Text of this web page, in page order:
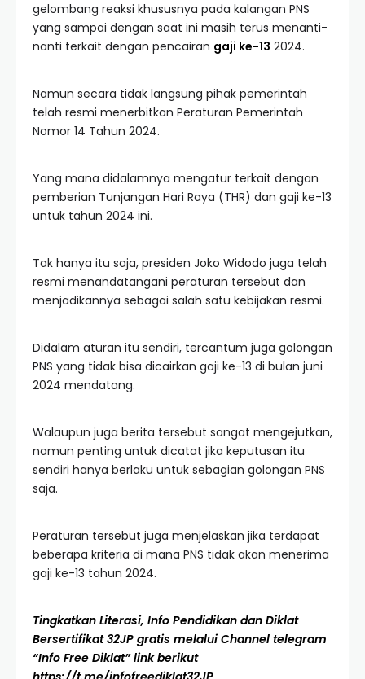
gelombang reaksi khususnya pada kalangan PNS
yang sampai dengan saat ini masih terus menanti-
nanti terkait dengan pencairan gaji ke-13 2024.
Namun secara tidak langsung pihak pemerintah
telah resmi menerbitkan Peraturan Pemerintah
Nomor 14 Tahun 2024.
Yang mana didalamnya mengatur terkait dengan
pemberian Tunjangan Hari Raya (THR) dan gaji ke-13
untuk tahun 2024 ini.
Tak hanya itu saja, presiden Joko Widodo juga telah
resmi menandatangani peraturan tersebut dan
menjadikannya sebagai salah satu kebijakan resmi.
Didalam aturan itu sendiri, tercantum juga golongan
PNS yang tidak bisa dicairkan gaji ke-13 di bulan juni
2024 mendatang.
Walaupun juga berita tersebut sangat mengejutkan,
namun penting untuk dicatat jika keputusan itu
sendiri hanya berlaku untuk sebagian golongan PNS
saja.
Peraturan tersebut juga menjelaskan jika terdapat
beberapa kriteria di mana PNS tidak akan menerima
gaji ke-13 tahun 2024.
Tingkatkan Literasi, Info Pendidikan dan Diklat
Bersertifikat 32JP gratis melalui Channel telegram
“Info Free Diklat” link berikut